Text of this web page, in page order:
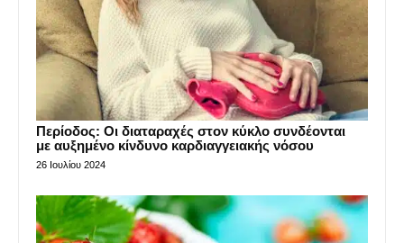
Περίοδος: Οι διαταραχές στον κύκλο συνδέονται
με αυξημένο κίνδυνο καρδιαγγειακής νόσου
26 Ιουλίου 2024